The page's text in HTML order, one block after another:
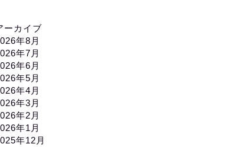
ーカイブ
年8月
年7月
年6月
年5月
年4月
年3月
年2月
年1月
年12月